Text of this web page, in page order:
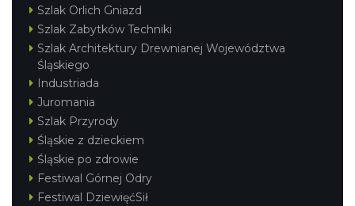
Szlak Orlich Gniazd
Szlak Zabytków Techniki
Szlak Architektury Drewnianej Województwa
Śląskiego
Industriada
Juromania
Szlak Przyrody
Śląskie z dzieckiem
Śląskie po zdrowie
Festiwal Górnej Odry
Festiwal DziewięćSił